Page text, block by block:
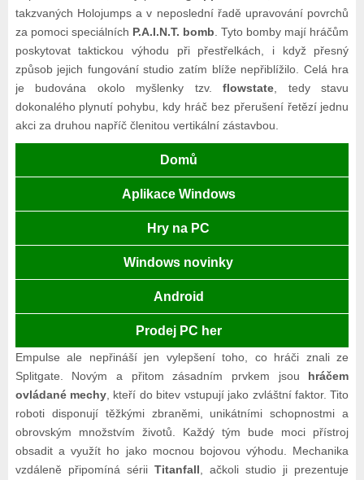
takzvaných Holojumps a v neposlední řadě upravování povrchů
za pomoci speciálních P.A.I.N.T. bomb. Tyto bomby mají hráčům
poskytovat taktickou výhodu při přestřelkách, i když přesný
způsob jejich fungování studio zatím blíže nepřiblížilo. Celá hra
je budována okolo myšlenky tzv.flowstate, tedy stavu
dokonalého plynutí pohybu, kdy hráč bez přerušení řetězí jednu
akci za druhou napříč členitou vertikální zástavbou.
Domů
Aplikace Windows
Hry na PC
Windows novinky
Android
Prodej PC her
Empulse ale nepřináší jen vylepšení toho, co hráči znali ze
Splitgate. Novým a přitom zásadním prvkem jsou hráčem
ovládané mechy, kteří do bitev vstupují jako zvláštní faktor. Tito
roboti disponují těžkými zbraněmi, unikátními schopnostmi a
obrovským množstvím životů. Každý tým bude moci přístroj
obsadit a využít ho jako mocnou bojovou výhodu. Mechanika
vzdáleně připomíná sérii Titanfall, ačkoli studio ji prezentuje